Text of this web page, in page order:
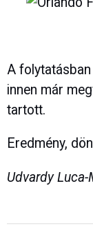
A
innen már
tartott.
Eredmény,
Udvardy